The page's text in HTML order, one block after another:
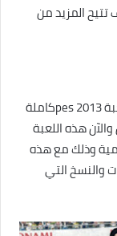
المزيد من
يمكنك تحميل لعبة pes 2013كاملة
هذه اللعبة
وذلك مع هذه
والنسخ التي